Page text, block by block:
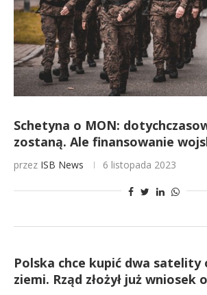
Schetyna o MON:
zostaną. Ale finansowanie
przez ISB News 6 listopada 2023
Polska chce kupić dwa satelity
ziemi. Rząd złożył już wniosek